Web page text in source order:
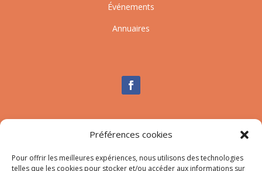
Préférences cookies
Pour offrir les meilleures expériences, nous utilisons des technologies
telles que les cookies pour stocker et/ou accéder aux informations sur
Événements
Annuaires
Nous contacter
Mail:secretariat-mairie@afa.corsica